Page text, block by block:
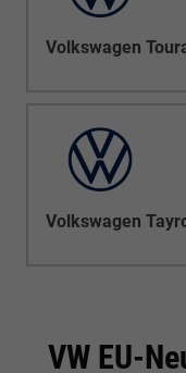
Volkswagen
Volkswagen
VW EU-